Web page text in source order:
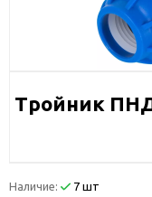
Тройник
Наличие: 7 шт